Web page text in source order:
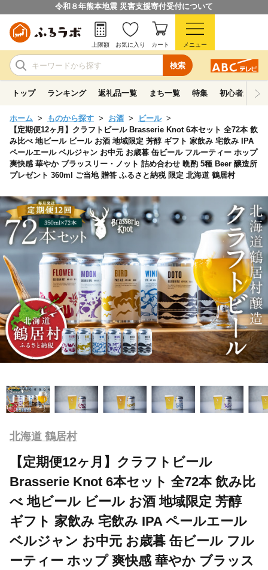
令和８年熊本地震 災害支援寄付受付について
検索
上限額 お気に入り カート メニュー
トップ ランキング 返礼品一覧 まち一覧 特集 初心者ガイド
ホーム ものから探す お酒
ビール
【定期便12ヶ月】クラフトビール Brasserie Knot 6本セット 全72本 飲
み比べ 地ビール ビール お酒 地域限定 芳醇 ギフト 家飲み 宅飲み IPA
ペールエール ベルジャン お中元 お歳暮 缶ビール フルーティー ホップ
爽快感 華やか ブラッスリー・ノット 詰め合わせ 晩酌 5種 Beer 醸造所
プレゼント 360ml ご当地 贈答 ふるさと納税 限定 北海道 鶴居村
北海道 鶴居村
【定期便12ヶ月】クラフトビール
Brasserie Knot 6本セット 全72本 飲み比
べ 地ビール ビール お酒 地域限定 芳醇
ギフト 家飲み 宅飲み IPA ペールエール
ベルジャン お中元 お歳暮 缶ビール フル
ーティー ホップ 爽快感 華やか ブラッス